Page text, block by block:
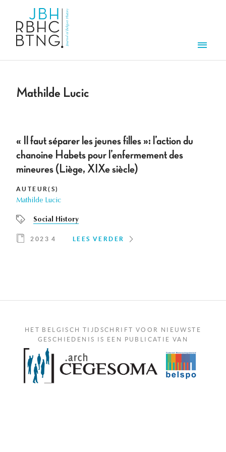
Mathilde Lucic
« Il faut séparer les jeunes filles »: l’action du
chanoine Habets pour l’enfermement des
mineures (Liège, XIXe siècle)
AUTEUR(S)
Mathilde Lucic
Social History
2023 4 LEES VERDER
HET BELGISCH TIJDSCHRIFT VOOR NIEUWSTE
GESCHIEDENIS IS EEN PUBLICATIE VAN